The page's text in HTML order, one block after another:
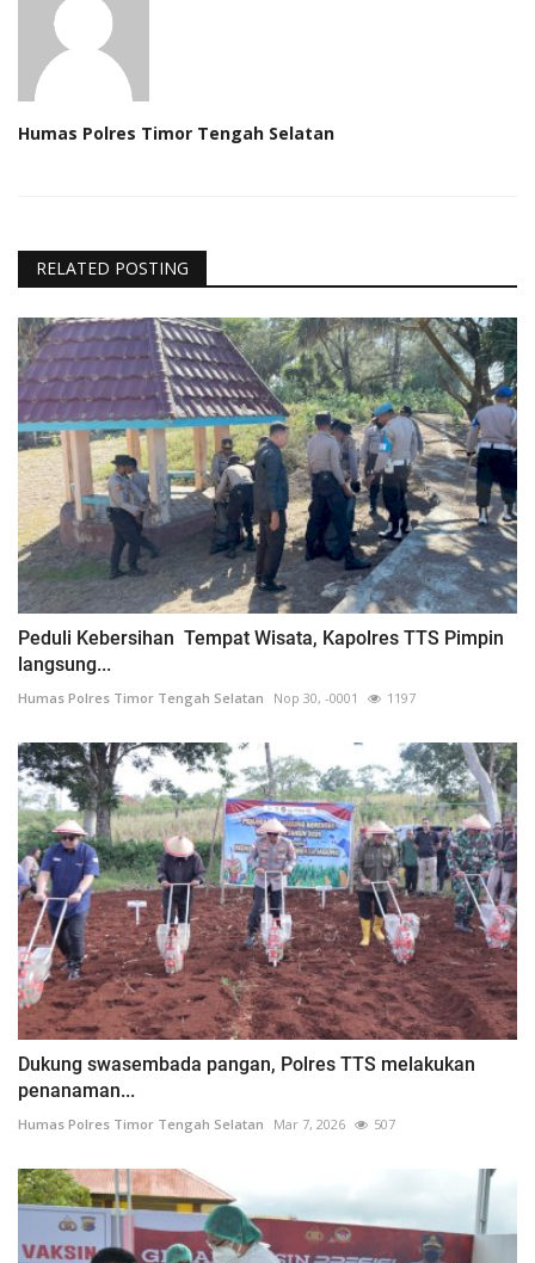
Humas Polres Timor Tengah Selatan
RELATED POSTING
Peduli Kebersihan Tempat Wisata, Kapolres TTS Pimpin
langsung...
Humas Polres Timor Tengah Selatan Nop 30, -0001 1197
Dukung swasembada pangan, Polres TTS melakukan
penanaman...
Humas Polres Timor Tengah Selatan Mar 7, 2026 507